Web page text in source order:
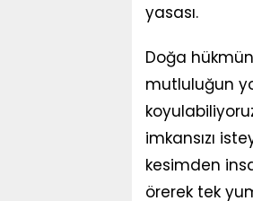
yasası.
Doğa
mutluluğun
imkansızı
kesimden
örerek tek